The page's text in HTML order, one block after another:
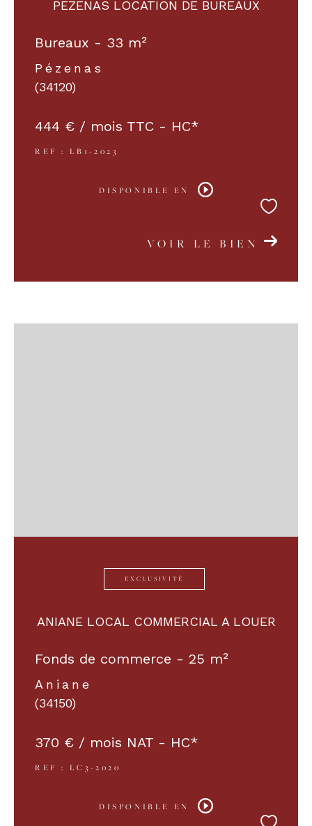
PEZENAS LOCATION DE BUREAUX
Bureaux - 33 m²
Pézenas
(34120)
444 € / mois TTC - HC*
REF : LB1-2023
DISPONIBLE EN
VOIR LE BIEN
EXCLUSIVITÉ
ANIANE LOCAL COMMERCIAL A LOUER
Fonds de commerce - 25 m²
Aniane
(34150)
370 € / mois NAT - HC*
REF : LC3-2020
DISPONIBLE EN